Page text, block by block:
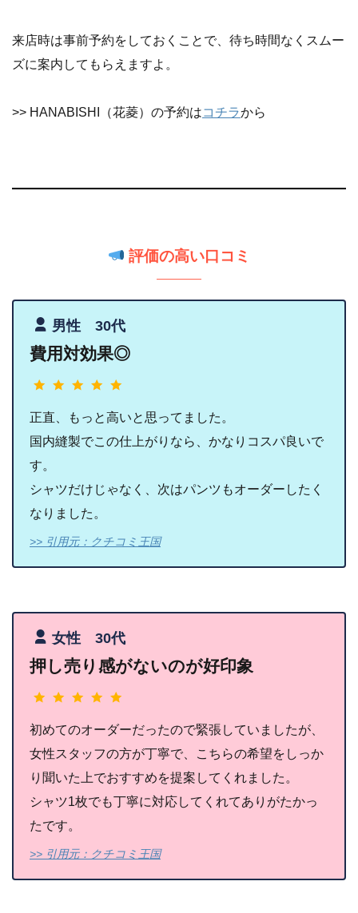
来店時は事前予約をしておくことで、待ち時間なくスムー
ズに案内してもらえますよ。
>> HANABISHI（花菱）の予約はコチラから
評価の高い口コミ
男性 30代
費用対効果◎
正直、もっと高いと思ってました。
国内縫製でこの仕上がりなら、かなりコスパ良いで
す。
シャツだけじゃなく、次はパンツもオーダーしたく
なりました。
>> 引用元：クチコミ王国
女性 30代
押し売り感がないのが好印象
初めてのオーダーだったので緊張していましたが、
女性スタッフの方が丁寧で、こちらの希望をしっか
り聞いた上でおすすめを提案してくれました。
シャツ1枚でも丁寧に対応してくれてありがたかっ
たです。
>> 引用元：クチコミ王国